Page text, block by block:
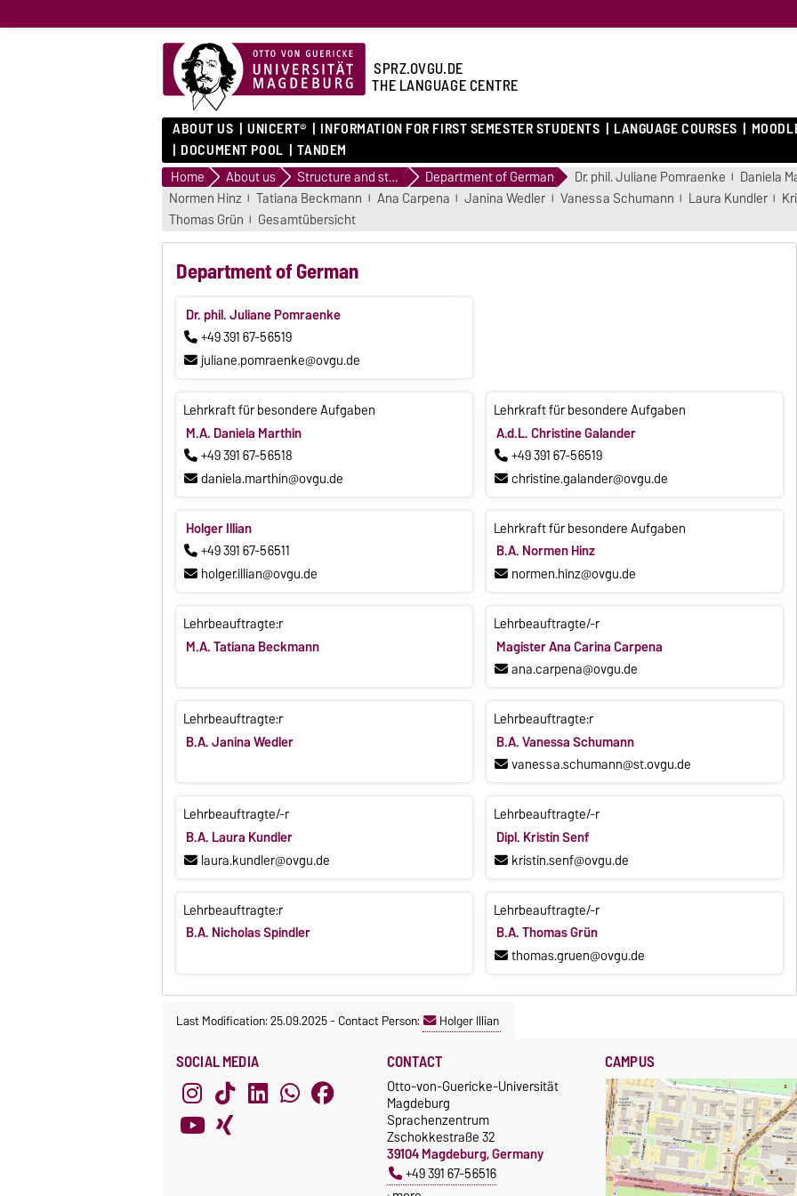
SPRZ.OVGU.DE
THE LANGUAGE CENTRE
ABOUT US UNICERT® INFORMATION FOR FIRST SEMESTER STUDENTS LANGUAGE COURSES
DOCUMENT POOL
TANDEM
Home About us Structure and staff Department of German Dr. phil. Juliane Pomraenke Daniela
Normen Hinz
Tatiana Beckmann Ana Carpena Janina Wedler Vanessa Schumann Laura Kundler
Thomas Grün
Gesamtübersicht
Department of German
Dr. phil. Juliane Pomraenke
+49 391 67-56519
juliane.pomraenke@ovgu.de
Lehrkraft für besondere Aufgaben
M.A. Daniela Marthin
+49 391 67-56518
daniela.marthin@ovgu.de
Lehrkraft für besondere Aufgaben
A.d.L. Christine Galander
+49 391 67-56519
christine.galander@ovgu.de
Holger Illian
+49 391 67-56511
holger.illian@ovgu.de
Lehrkraft für besondere Aufgaben
B.A. Normen Hinz
normen.hinz@ovgu.de
Lehrbeauftragte:r
M.A. Tatiana Beckmann
Lehrbeauftragte/-r
Magister Ana Carina Carpena
ana.carpena@ovgu.de
Lehrbeauftragte:r
B.A. Janina Wedler
Lehrbeauftragte:r
B.A. Vanessa Schumann
vanessa.schumann@st.ovgu.de
Lehrbeauftragte/-r
B.A. Laura Kundler
laura.kundler@ovgu.de
Lehrbeauftragte/-r
Dipl. Kristin Senf
kristin.senf@ovgu.de
Lehrbeauftragte:r
B.A. Nicholas Spindler
Lehrbeauftragte/-r
B.A. Thomas Grün
thomas.gruen@ovgu.de
Last Modification: 25.09.2025-Contact Person: Holger Illian
SOCIAL MEDIA CONTACT
Otto-von-Guericke-Universität
Magdeburg
Sprachenzentrum
Zschokkestraße 32
39104 Magdeburg, Germany
+49 391 67-56516
CAMPUS